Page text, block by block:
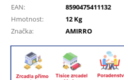
EAN:
8590475411132
Hmotnost:
12 Kg
Značka:
AMIRRO